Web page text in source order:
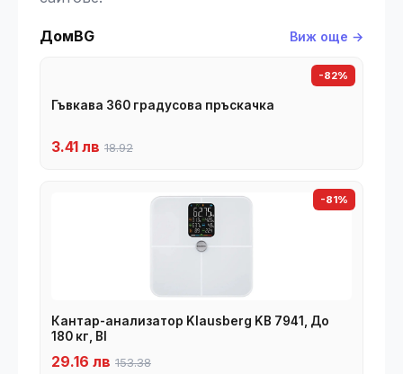
ДомBG Виж още →
-82%
Гъвкава 360 градусова пръскачка
3.41 лв 18.92
-81%
Кантар-анализатор Klausberg KB 7941, До
180 кг, BI
29.16 лв 153.38